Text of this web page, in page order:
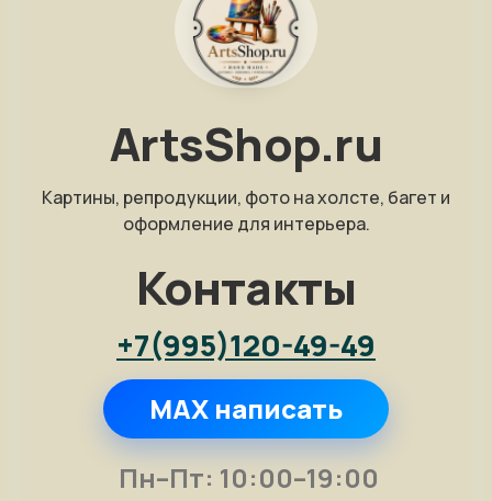
ArtsShop.ru
Картины, репродукции, фото на холсте, багет и
оформление для интерьера.
Контакты
+7(995)120-49-49
MAX написать
Пн–Пт: 10:00–19:00